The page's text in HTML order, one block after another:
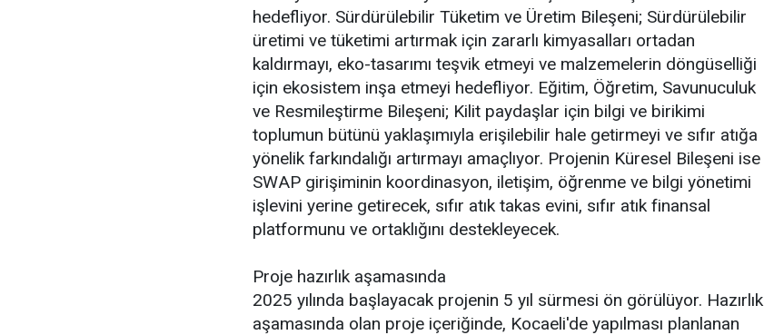
hedefliyor. Sürdürülebilir Tüketim ve Üretim Bileşeni; Sürdürülebilir
üretimi ve tüketimi artırmak için zararlı kimyasalları ortadan
kaldırmayı, eko-tasarımı teşvik etmeyi ve malzemelerin döngüselliği
için ekosistem inşa etmeyi hedefliyor. Eğitim, Öğretim, Savunuculuk
ve Resmileştirme Bileşeni; Kilit paydaşlar için bilgi ve birikimi
toplumun bütünü yaklaşımıyla erişilebilir hale getirmeyi ve sıfır atığa
yönelik farkındalığı artırmayı amaçlıyor. Projenin Küresel Bileşeni ise
SWAP girişiminin koordinasyon, iletişim, öğrenme ve bilgi yönetimi
işlevini yerine getirecek, sıfır atık takas evini, sıfır atık finansal
platformunu ve ortaklığını destekleyecek.
Proje hazırlık aşamasında
2025 yılında başlayacak projenin 5 yıl sürmesi ön görülüyor. Hazırlık
aşamasında olan proje içeriğinde, Kocaeli'de yapılması planlanan